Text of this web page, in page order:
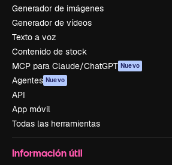
Generador de imágenes
Generador de vídeos
Texto a voz
Contenido de stock
MCP para Claude/ChatGPT Nuevo
Agentes Nuevo
API
App móvil
Todas las herramientas
Información útil